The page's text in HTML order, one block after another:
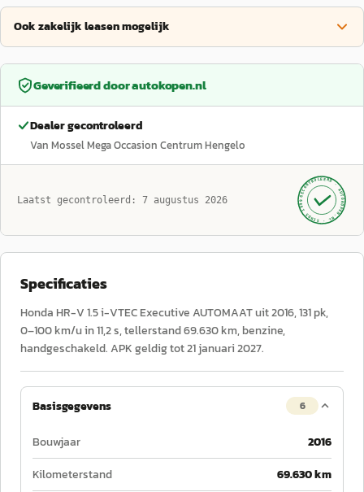
Ook zakelijk leasen mogelijk
Geverifieerd doorautokopen.nl
Dealer gecontroleerd
Van Mossel Mega Occasion Centrum Hengelo
Laatst gecontroleerd: 7 augustus 2026 GECONTROLEERD ·
AUTOKOPEN.NL
· SINDS 1999 ·
Specificaties
Honda HR-V 1.5 i-VTEC Executive AUTOMAAT uit 2016, 131 pk,
0–100 km/u in 11,2 s, tellerstand 69.630 km, benzine,
handgeschakeld. APK geldig tot 21 januari 2027.
Basisgegevens 6
Bouwjaar
2016
Kilometerstand
69.630 km